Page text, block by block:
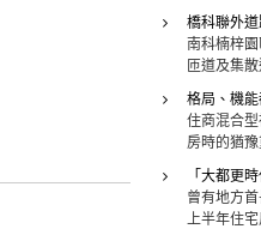
橋科聯外
南科楠梓
匝道及集
格局、機
住商混合
房時的猶
「大都更
曾有地方
上半年住